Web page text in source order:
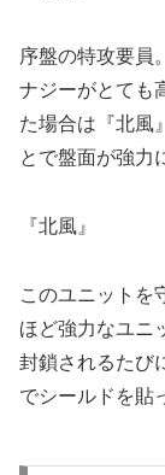
序盤の特攻要員
ナジーがとても
た場合は『北風
とで盤面が強力
『北風』
このユニットを
ほど強力なユニ
封鎖されるたび
でシールドを貼